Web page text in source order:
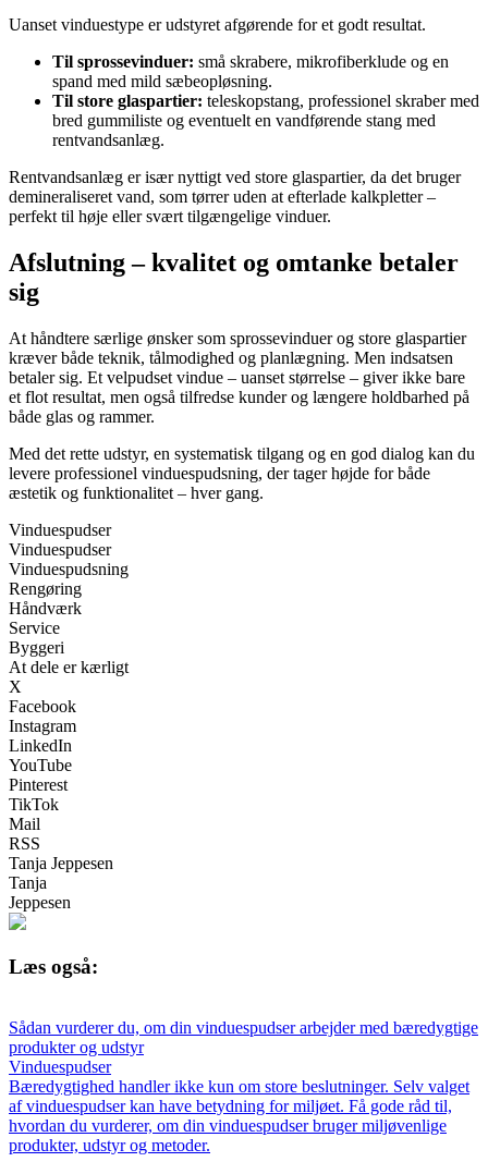
Uanset vinduestype er udstyret afgørende for et godt resultat.
Til sprossevinduer: små skrabere, mikrofiberklude og en
spand med mild sæbeopløsning.
Til store glaspartier: teleskopstang, professionel skraber med
bred gummiliste og eventuelt en vandførende stang med
rentvandsanlæg.
Rentvandsanlæg er især nyttigt ved store glaspartier, da det bruger
demineraliseret vand, som tørrer uden at efterlade kalkpletter –
perfekt til høje eller svært tilgængelige vinduer.
Afslutning – kvalitet og omtanke betaler
sig
At håndtere særlige ønsker som sprossevinduer og store glaspartier
kræver både teknik, tålmodighed og planlægning. Men indsatsen
betaler sig. Et velpudset vindue – uanset størrelse – giver ikke bare
et flot resultat, men også tilfredse kunder og længere holdbarhed på
både glas og rammer.
Med det rette udstyr, en systematisk tilgang og en god dialog kan du
levere professionel vinduespudsning, der tager højde for både
æstetik og funktionalitet – hver gang.
Vinduespudser
Vinduespudser
Vinduespudsning
Rengøring
Håndværk
Service
Byggeri
At dele er kærligt
X
Facebook
Instagram
LinkedIn
YouTube
Pinterest
TikTok
Mail
RSS
Tanja Jeppesen
Tanja
Jeppesen
Læs også:
Sådan vurderer du, om din vinduespudser arbejder med bæredygtige
produkter og udstyr
Vinduespudser
Bæredygtighed handler ikke kun om store beslutninger. Selv valget
af vinduespudser kan have betydning for miljøet. Få gode råd til,
hvordan du vurderer, om din vinduespudser bruger miljøvenlige
produkter, udstyr og metoder.